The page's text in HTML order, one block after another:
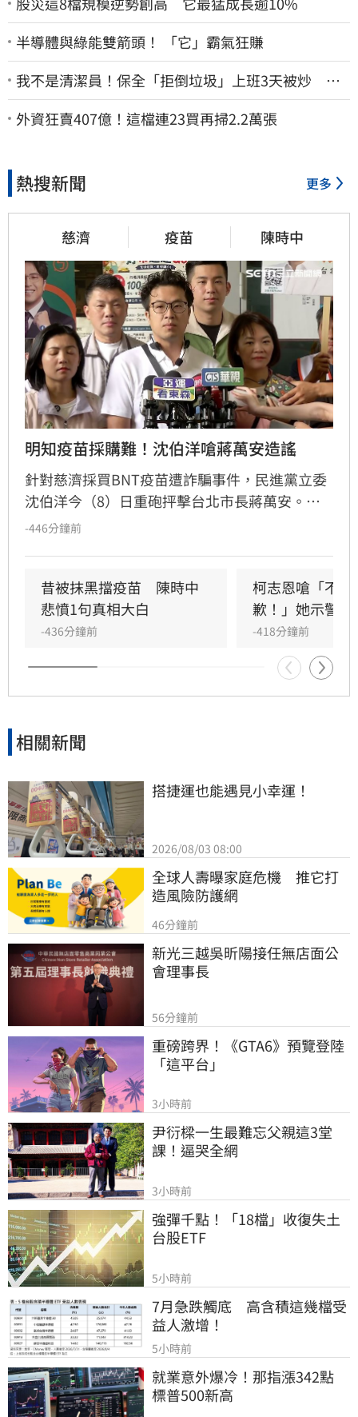
半導體與綠能雙箭頭！ 「它」霸氣狂賺
我不是清潔員！保全「拒倒垃圾」上班3天被炒 找
法院討公道結果出爐
外資狂賣407億！這檔連23買再掃2.2萬張
熱搜新聞 更多
慈濟 疫苗 陳時中
明知疫苗採購難！沈伯洋嗆蔣萬安造謠
針對慈濟採買BNT疫苗遭詐騙事件，民進黨立委
沈伯洋今（8）日重砲抨擊台北市長蔣萬安。沈
伯洋指出，蔣萬安過去曾任衛環委員會召委並召
疫苗」。沈伯洋直言，蔣萬安身為當時的召委，
應針對刻意扭曲事實並抹黑防疫團隊的行為出面
說明，而非以各種藉口閃避。
-446分鐘前
昔被抹黑擋疫苗　陳時中
悲憤1句真相大白
-436分鐘前
柯志恩嗆「不
歉！」她示警1
-418分鐘前
相關新聞
搭捷運也能遇見小幸運！
2026/08/03 08:00
全球人壽曝家庭危機　推它打
造風險防護網
46分鐘前
新光三越吳昕陽接任無店面公
會理事長
56分鐘前
重磅跨界！《GTA6》預覽登陸
「這平台」
3小時前
尹衍樑一生最難忘父親這3堂
課！逼哭全網
3小時前
強彈千點！「18檔」收復失土
台股ETF
5小時前
7月急跌觸底　高含積這幾檔受
益人激增！
5小時前
就業意外爆冷！那指漲342點
標普500新高